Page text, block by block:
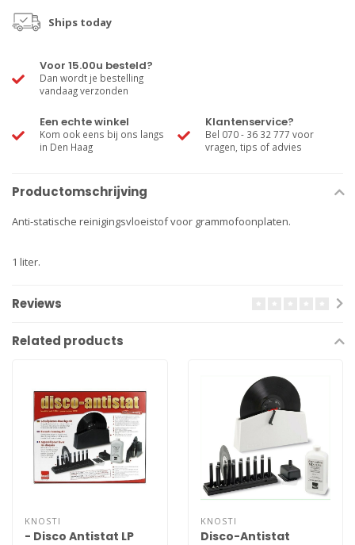
Ships today
Voor 15.00u besteld?
Dan wordt je bestelling
vandaag verzonden
Een echte winkel
Kom ook eens bij ons langs
in Den Haag
Klantenservice?
Bel 070 - 36 32 777 voor
vragen, tips of advies
Productomschrijving
Anti-statische reinigingsvloeistof voor grammofoonplaten.
1 liter.
Reviews
Related products
KNOSTI
- Disco Antistat LP
KNOSTI
Disco-Antistat